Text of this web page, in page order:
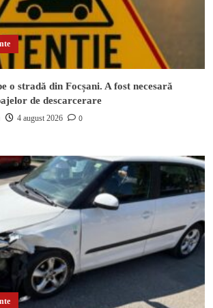
o stradă din Focșani. A fost necesară
de descarcerare
4 august 2026 0